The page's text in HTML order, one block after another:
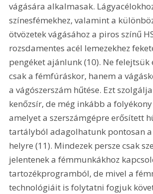
vágására alkalmasak.
színesfémekhez, valamint a
ötvözetek vágásához a piros színű
rozsdamentes acél lemezekhez
pengéket ajánlunk (10). Ne felejtsük
csak a fémfúráskor, hanem a
a vágószerszám hűtése. Ezt
kenőzsír, de még inkább a
amelyet a szerszámgépre erősített
tartályból adagolhatunk pontosan
helyre (11). Mindezek persze csak
jelentenek a fémmunkákhoz
tartozékprogramból, de mivel a
technológiáit is folytatni fogjuk